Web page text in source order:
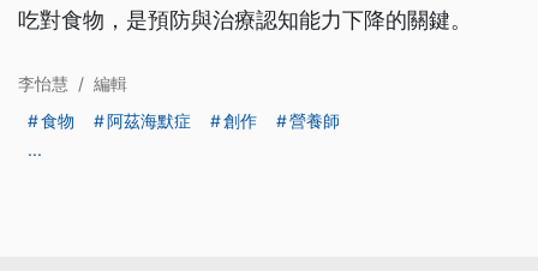
吃對食物，是預防與治療認知能力下降的關鍵。
李怡慧 / 編輯
食物
阿茲海默症 創作
營養師
...